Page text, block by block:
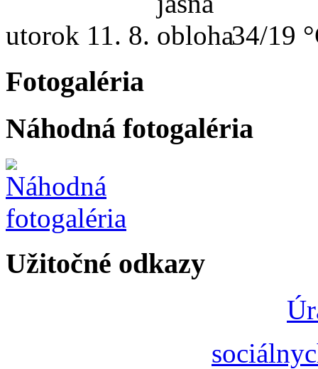
utorok 11. 8. 34/19
Fotogaléria
Náhodná fotogaléria
Užitočné odkazy